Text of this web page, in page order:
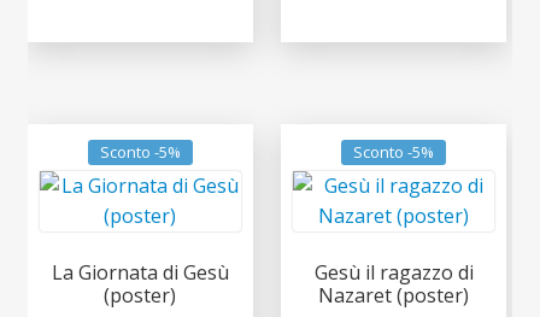
Sconto -5%
La Giornata di Gesù
(poster)
Sconto -5%
Gesù il ragazzo di
Nazaret (poster)